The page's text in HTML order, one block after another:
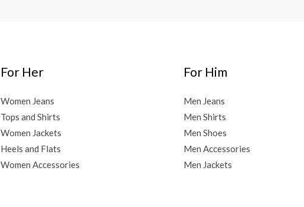
For Her
Women Jeans
Tops and Shirts
Women Jackets
Heels and Flats
Women Accessories
For Him
Men Jeans
Men Shirts
Men Shoes
Men Accessories
Men Jackets